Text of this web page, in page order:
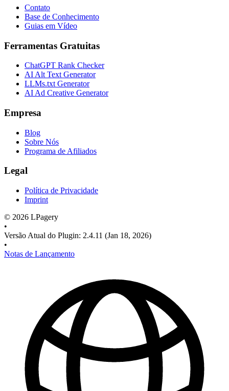
Contato
Base de Conhecimento
Guias em Vídeo
Ferramentas Gratuitas
ChatGPT Rank Checker
AI Alt Text Generator
LLMs.txt Generator
AI Ad Creative Generator
Empresa
Blog
Sobre Nós
Programa de Afiliados
Legal
Política de Privacidade
Imprint
© 2026 LPagery
•
Versão Atual do Plugin: 2.4.11 (Jan 18, 2026)
•
Notas de Lançamento